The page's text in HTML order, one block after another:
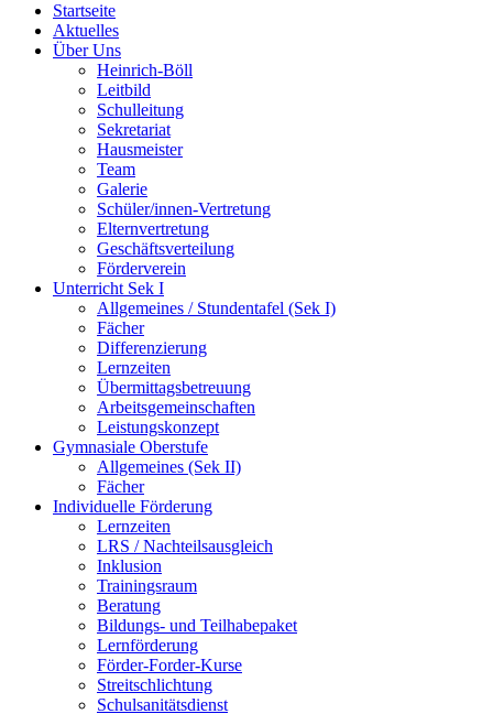
Startseite
Aktuelles
Über Uns
Heinrich-Böll
Leitbild
Schulleitung
Sekretariat
Hausmeister
Team
Galerie
Schüler/innen-Vertretung
Elternvertretung
Geschäftsverteilung
Förderverein
Unterricht Sek I
Allgemeines / Stundentafel (Sek I)
Fächer
Differenzierung
Lernzeiten
Übermittagsbetreuung
Arbeitsgemeinschaften
Leistungskonzept
Gymnasiale Oberstufe
Allgemeines (Sek II)
Fächer
Individuelle Förderung
Lernzeiten
LRS / Nachteilsausgleich
Inklusion
Trainingsraum
Beratung
Bildungs- und Teilhabepaket
Lernförderung
Förder-Forder-Kurse
Streitschlichtung
Schulsanitätsdienst